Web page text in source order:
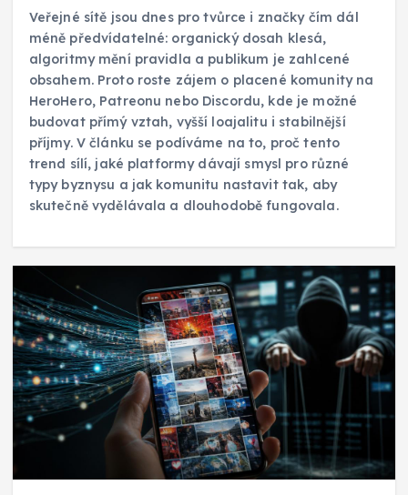
Veřejné sítě jsou dnes pro tvůrce i značky čím dál
méně předvídatelné: organický dosah klesá,
algoritmy mění pravidla a publikum je zahlcené
obsahem. Proto roste zájem o placené komunity na
HeroHero, Patreonu nebo Discordu, kde je možné
budovat přímý vztah, vyšší loajalitu i stabilnější
příjmy. V článku se podíváme na to, proč tento
trend sílí, jaké platformy dávají smysl pro různé
typy byznysu a jak komunitu nastavit tak, aby
skutečně vydělávala a dlouhodobě fungovala.